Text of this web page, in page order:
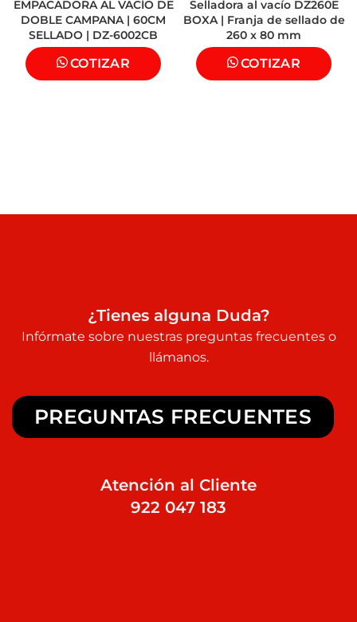
Aplicaciones
Carnes, pescados, embutidos,
alimentos frescos y
procesados
EMPACADORA AL VACÍO DE
DOBLE CAMPANA | 60CM
SELLADO | DZ-6002CB
COTIZAR
Selladora al vacío DZ260E
BOXA | Franja de sellado de
260 x 80 mm
COTIZAR
¿Tienes alguna Duda?
Infórmate sobre nuestras preguntas frecuentes o
llámanos.
PREGUNTAS FRECUENTES
Atención al Cliente
922 047 183